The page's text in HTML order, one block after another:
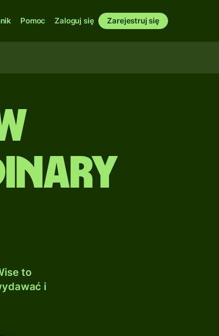
Pomoc Zaloguj się Zarejestruj się
to
i